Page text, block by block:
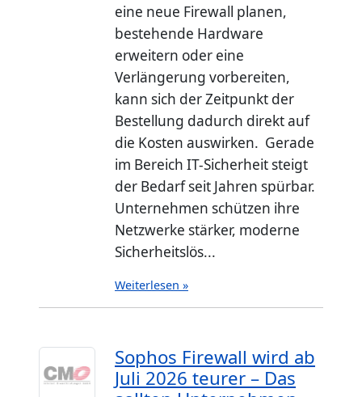
eine neue Firewall planen,
bestehende Hardware
erweitern oder eine
Verlängerung vorbereiten,
kann sich der Zeitpunkt der
Bestellung dadurch direkt auf
die Kosten auswirken. Gerade
im Bereich IT-Sicherheit steigt
der Bedarf seit Jahren spürbar.
Unternehmen schützen ihre
Netzwerke stärker, moderne
Sicherheitslös...
Weiterlesen »
Sophos Firewall wird ab
Juli 2026 teurer – Das